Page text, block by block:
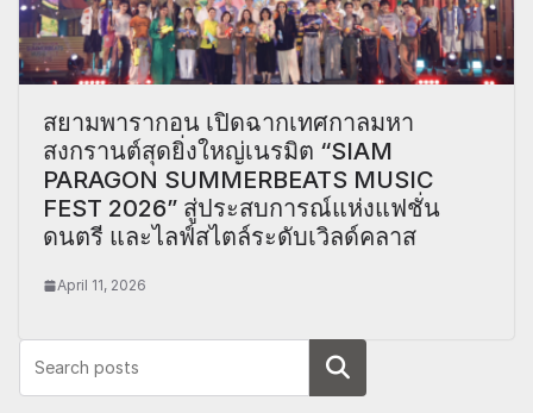
สยามพารากอน เปิดฉากเทศกาลมหา
สงกรานต์สุดยิ่งใหญ่เนรมิต “SIAM
PARAGON SUMMERBEATS MUSIC
FEST 2026” สู่ประสบการณ์แห่งแฟชั่น
ดนตรี และไลฟ์สไตล์ระดับเวิลด์คลาส
April 11, 2026
Search